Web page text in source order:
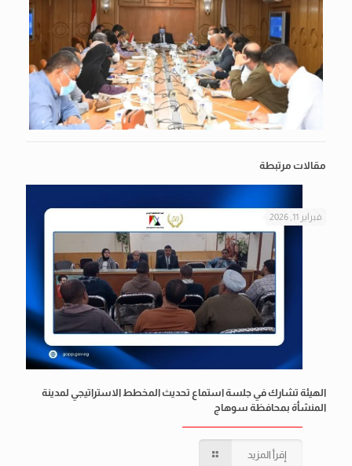
مقالات مرتبطة
فبراير 11, 2026
الهيئة تشارك في جلسة استماع تحديث المخطط الاستراتيجي لمدينة
المنشأة بمحافظة سوهاج
إقرأ المزيد